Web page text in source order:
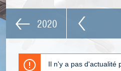
2020
Il n'y a pas d'actualité